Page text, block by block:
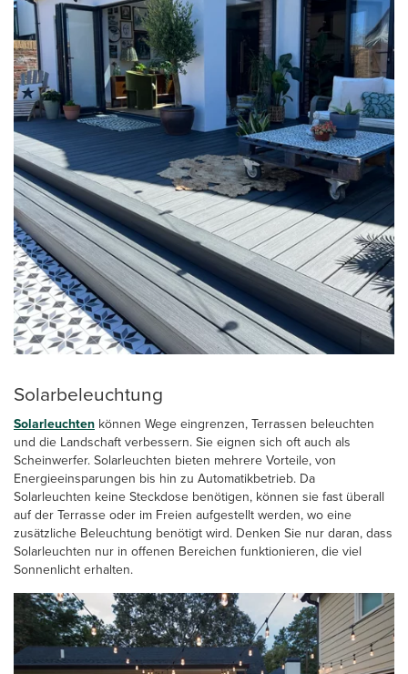
Solarbeleuchtung
Solarleuchten können Wege eingrenzen, Terrassen beleuchten
und die Landschaft verbessern. Sie eignen sich oft auch als
Scheinwerfer. Solarleuchten bieten mehrere Vorteile, von
Energieeinsparungen bis hin zu Automatikbetrieb. Da
Solarleuchten keine Steckdose benötigen, können sie fast überall
auf der Terrasse oder im Freien aufgestellt werden, wo eine
zusätzliche Beleuchtung benötigt wird. Denken Sie nur daran, dass
Solarleuchten nur in offenen Bereichen funktionieren, die viel
Sonnenlicht erhalten.